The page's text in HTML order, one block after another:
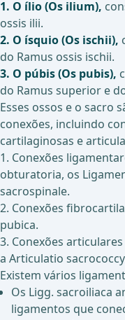
1. O ílio (Os ilium),
ossis ilii.
2. O ísquio (Os ischii),
do Ramus ossis ischii.
3. O púbis (Os pubis),
do Ramus superior e
Esses ossos e o sacro
conexões, incluindo
cartilaginosas e
1. Conexões
obturatoria, os
sacrospinale.
2. Conexões
pubica.
3. Conexões
a Articulatio
Existem vários
Os Ligg. sacroiliaca
ligamentos que